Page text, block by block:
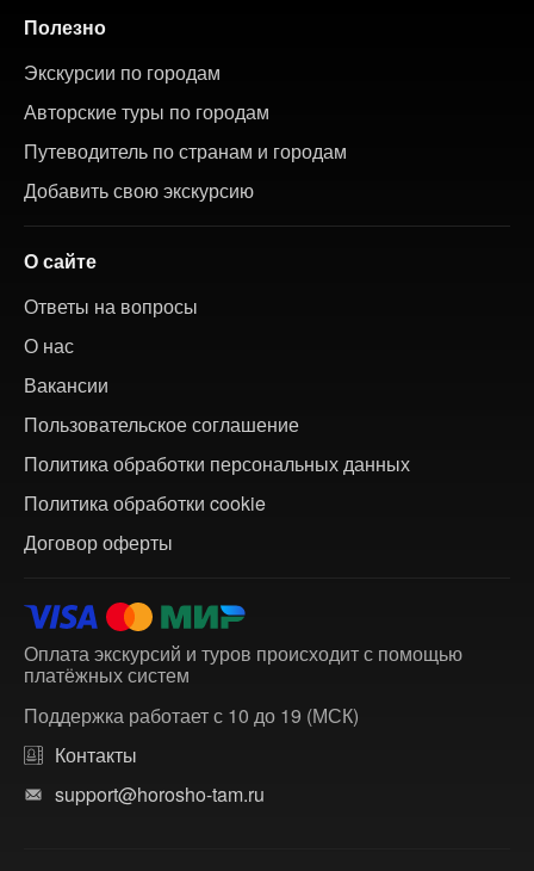
Полезно
Экскурсии по городам
Авторские туры по городам
Путеводитель по странам и городам
Добавить свою экскурсию
О сайте
Ответы на вопросы
О нас
Вакансии
Пользовательское соглашение
Политика обработки персональных данных
Политика обработки cookie
Договор оферты
Оплата экскурсий и туров происходит с помощью
платёжных систем
Поддержка работает с 10 до 19 (МСК)
Контакты
support@horosho-tam.ru